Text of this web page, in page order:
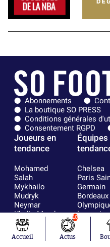
Abonnements
La boutique SO PRESS
Conditions générales
Consentement RGPD
Joueurs en
tendance
Mohamed
Salah
Mykhailo
Mudryk
Neymar
Khalis Merah
Loïs Openda
Moussa
Niakhaté
Équipes
Chelsea
Paris
Germain
Bordeaux
lyonnais
Real
RC
Accueil
10
Actus